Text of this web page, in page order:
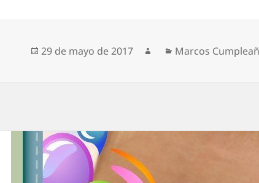
Publicado
29 de mayo de 2017 AutorCategorías
Marcos